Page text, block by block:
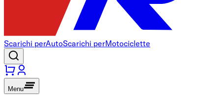
Scarichi perAutoScarichi perMotociclette
Menu